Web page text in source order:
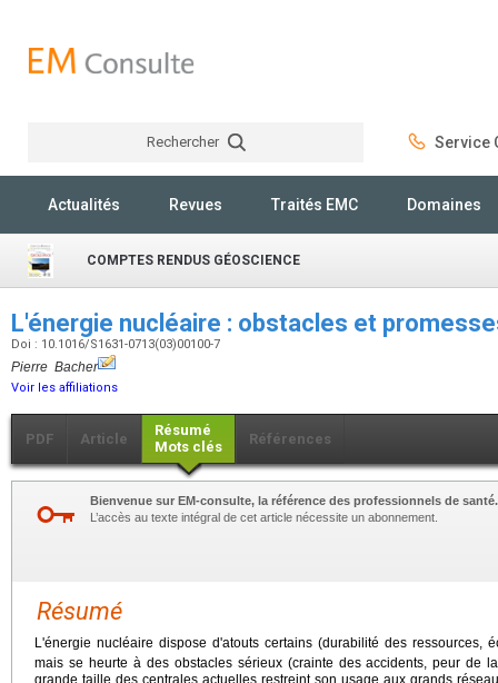
Rechercher Service
Actualités Revues Traités EMC Domaines
COMPTES RENDUS GÉOSCIENCE
L'énergie nucléaire : obstacles et
Doi : 10.1016/S1631-0713(03)00100-7
Pierre Bacher
Voir les affiliations
PDF Article
Résumé
Mots clés
Références
Bienvenue sur EM-consulte, la référence des professionnels de santé.
L’accès au texte intégral de cet article nécessite un abonnement.
Résumé
L'énergie nucléaire dispose d'atouts certains (durabilité des ressources,
mais se heurte à des obstacles sérieux (crainte des accidents, peur de